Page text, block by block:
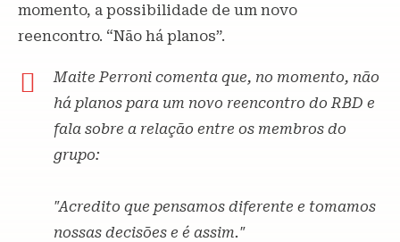
momento, a possibilidade de um novo
reencontro. “Não há planos”.
Maite Perroni comenta que, no momento, não
há planos para um novo reencontro do RBD e
fala sobre a relação entre os membros do
grupo:
"Acredito que pensamos diferente e tomamos
nossas decisões e é assim."